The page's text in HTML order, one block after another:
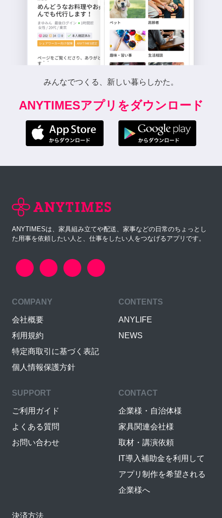
みんなでつくる、新しい暮らしかた。
ANYTIMESアプリをダウンロード
ANYTIMESは、家具組み立てや配送、家事などの日常のちょっとし
た用事を依頼したい人と、仕事をしたい人をつなげるアプリです。
COMPANY
会社概要
利用規約
特定商取引に基づく表記
個人情報保護方針
CONTENTS
ANYLIFE
NEWS
SUPPORT
ご利用ガイド
よくある質問
お問い合わせ
CONTACT
企業様・自治体様
家具関連会社様
取材・講演依頼
IT導入補助金を利用して
アプリ制作を希望される
企業様へ
決済方法